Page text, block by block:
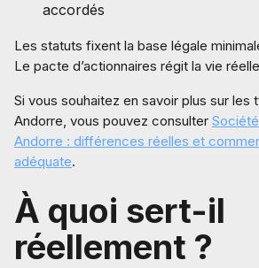
accordés
Les statuts fixent la base légale
Le pacte d’actionnaires régit la vie
Si vous souhaitez en savoir plus sur
Andorre, vous pouvez consulter
Andorre : différences réelles et
adéquate.
À quoi sert-il
réellement ?